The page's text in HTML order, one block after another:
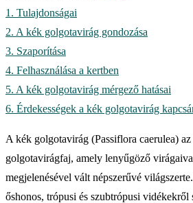
1. Tulajdonságai
2. A kék golgotavirág gondozása
3. Szaporítása
4. Felhasználása a kertben
5. A kék golgotavirág mérgező hatásai
6. Érdekességek a kék golgotavirág
A kék golgotavirág (Passiflora caerulea)
golgotavirágfaj, amely lenyűgöző
megjelenésével vált népszerűvé
őshonos, trópusi és szubtrópusi vidékekről